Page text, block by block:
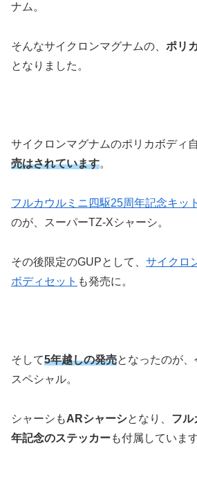
ナム。
そんなサイクロンマグナムの、 ポリ
となりました。
サイクロンマグナムのポリカボディ自
売はされています。
フルカウルミニ四駆25周年記念キット
のが、スーパーTZ-Xシャーシ。
その後限定のGUPとして、 サイクロ
ボディセット も発売に。
そして5年越しの発売となったのが
スペシャル。
シャーシもARシャーシとなり、 フル
年記念のステッカーも付属しています